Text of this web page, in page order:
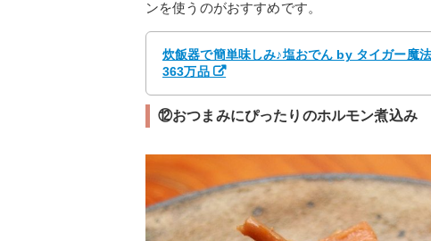
ンを使うのがおすすめです。
炊飯器で簡単味しみ♪塩おでん by タイガー魔
363万品
⑫おつまみにぴったりのホルモン煮込み